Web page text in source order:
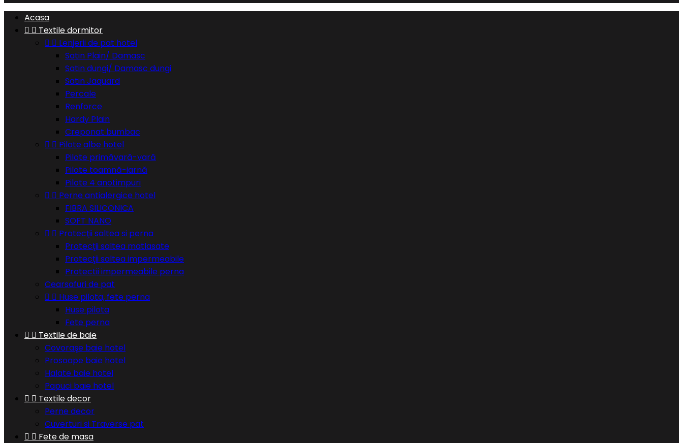
Acasa
  Textile dormitor
  Lenjerii de pat hotel
Satin Plain/ Damasc
Satin dungi/ Damasc dungi
Satin Jaquard
Percale
Renforce
Hardy Plain
Creponat bumbac
  Pilote albe hotel
Pilote primăvară-vară
Pilote toamnă-iarnă
Pilote 4 anotimpuri
  Perne antialergice hotel
FIBRA SILICONICA
SOFT NANO
  Protecţii saltea si perna
Protecţii saltea matlasate
Protecţii saltea impermeabile
Protectii impermeabile perna
Cearsafuri de pat
  Huse pilota, fete perna
Huse pilota
Fete perna
  Textile de baie
Covoraşe baie hotel
Prosoape baie hotel
Halate baie hotel
Papuci baie hotel
  Textile decor
Perne decor
Cuverturi si Traverse pat
  Fete de masa